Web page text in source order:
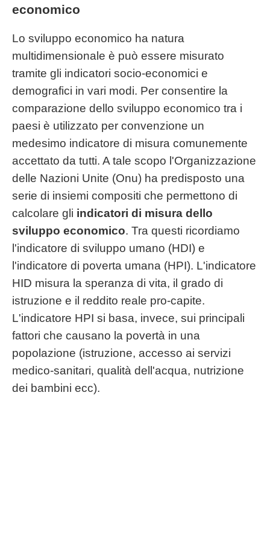
economico
Lo sviluppo economico ha natura
multidimensionale è può essere misurato
tramite gli indicatori socio-economici e
demografici in vari modi. Per consentire la
comparazione dello sviluppo economico tra i
paesi è utilizzato per convenzione un
medesimo indicatore di misura comunemente
accettato da tutti. A tale scopo l'Organizzazione
delle Nazioni Unite (Onu) ha predisposto una
serie di insiemi compositi che permettono di
calcolare gli indicatori di misura dello
sviluppo economico. Tra questi ricordiamo
l'indicatore di sviluppo umano (HDI) e
l'indicatore di poverta umana (HPI). L'indicatore
HID misura la speranza di vita, il grado di
istruzione e il reddito reale pro-capite.
L'indicatore HPI si basa, invece, sui principali
fattori che causano la povertà in una
popolazione (istruzione, accesso ai servizi
medico-sanitari, qualità dell'acqua, nutrizione
dei bambini ecc).